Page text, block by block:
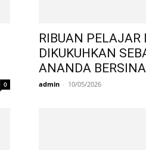
0
RIBUAN PELAJAR
DIKUKUHKAN
ANANDA
admin - 10/05/2026